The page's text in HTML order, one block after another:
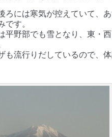
ろには寒気が控えていて、
です。
平野部でも雪となり、東・
も流行りだしているので、